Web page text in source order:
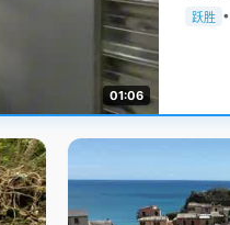
01:06
跃胜